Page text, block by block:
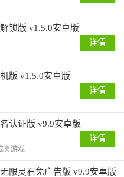
锁版 v1.5.0安卓版
详情
版 v1.5.0安卓版
详情
认证版 v9.9安卓版
类游戏
详情
限灵石免广告版 v9.9安卓版